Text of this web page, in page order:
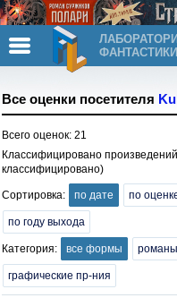
ФАНТАСТИКИ
Все оценки посетителя
Всего оценок: 21
Классифицировано
классифицировано)
Сортировка: по дате по
по году выхода
Категория: все формы романы
графические пр-ния